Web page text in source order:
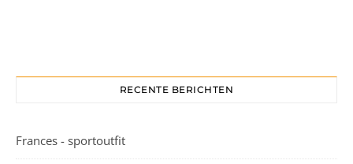
RECENTE BERICHTEN
Frances - sportoutfit